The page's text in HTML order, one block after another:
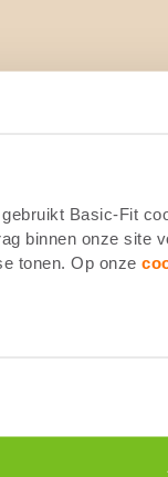
Basic-Fit
binnen onze site
tonen. Op onze